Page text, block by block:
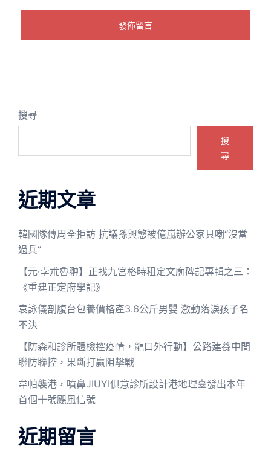
搜尋
搜
尋
近期文章
韓國隊傳周全拒訪 抗議孫興慜被億嵐辦公家具嘲“沒當
過兵”
【元·孛朮魯翀】正找九宮格時租定文廟碑記專輯之三：
《重建正定府學記》
袁詠儀剖腹台包養價格產3.6公斤男嬰 激動落淚孩子名
不決
【防森和診所體檢控疫情，龍口外行動】公路建養中間
聯防聯控，果斷打贏阻擊戰
韋帕襲港，噴鼻JIUYI俱意診所設計港地理臺發出本年
首個十號颶風信號
近期留言